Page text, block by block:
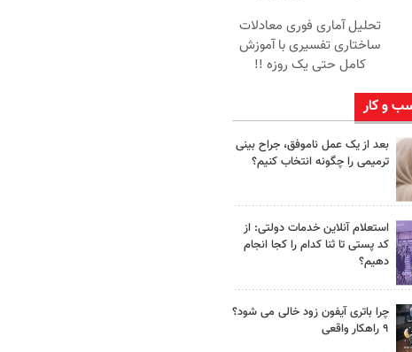
تحلیل آماری فوری معادلات
ساختاری تفسیری با آموزش
کامل حتی یک روزه !!
و کار
بعد از یک عمل ناموفق، جراح بینی
ترمیمی را چگونه انتخاب کنیم؟
استعلام آنلاین خدمات دولتی: از
کد پستی تا ثنا کدام را کجا انجام
دهیم؟
چرا باتری آیفون زود خالی می شود؟
۹ راهکار واقعی